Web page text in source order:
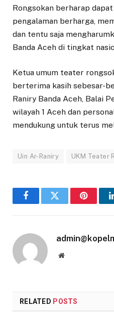
Rongsokan berharap
pengalaman berharga,
dan tentu saja
Banda Aceh di tingkat
Ketua umum teater
berterima kasih sebesar-
Raniry Banda Aceh, Balai
wilayah 1 Aceh dan
mendukung untuk terus
Uin Ar-Raniry UKM Teater
FacebookTwitter
Website
RELATED POSTS